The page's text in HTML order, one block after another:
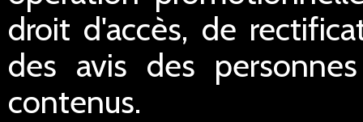
droit d'accès, de
des avis des
contenus.